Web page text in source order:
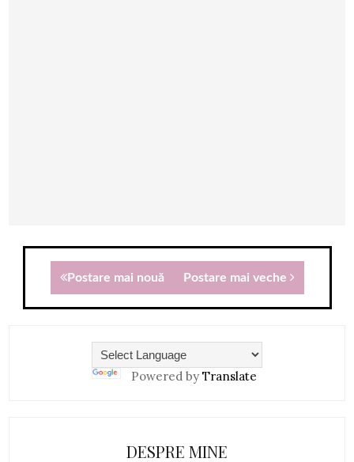
Postare mai nouă Postare mai veche
Powered by Translate
DESPRE MINE